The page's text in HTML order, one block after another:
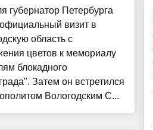
губернатор Петербурга
визит в
область с
цветов к мемориалу
блокадного
Затем он встретился
Вологодским С...